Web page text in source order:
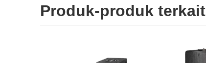
Produk-produk terkait